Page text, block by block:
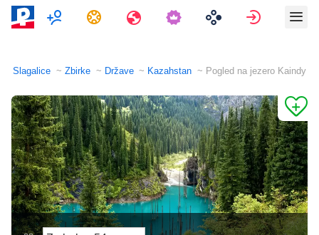
Više IgračaZadaci Putovanja Prijava
Slagalice Zbirke Države Kazahstan Pogled na jezero Kaindy